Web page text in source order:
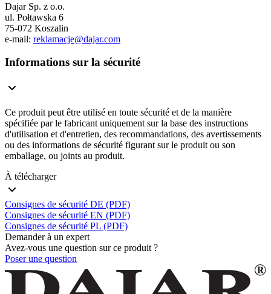
Dajar Sp. z o.o.
ul. Połtawska 6
75-072 Koszalin
e-mail: reklamacje@dajar.com
Informations sur la sécurité
Ce produit peut être utilisé en toute sécurité et de la manière
spécifiée par le fabricant uniquement sur la base des instructions
d'utilisation et d'entretien, des recommandations, des avertissements
ou des informations de sécurité figurant sur le produit ou son
emballage, ou joints au produit.
À télécharger
Consignes de sécurité DE (PDF)
Consignes de sécurité EN (PDF)
Consignes de sécurité PL (PDF)
Demander à un expert
Avez-vous une question sur ce produit ?
Poser une question